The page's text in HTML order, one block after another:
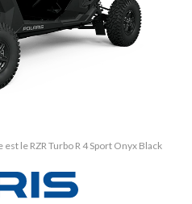
le RZR Turbo R 4 Sport Onyx Black